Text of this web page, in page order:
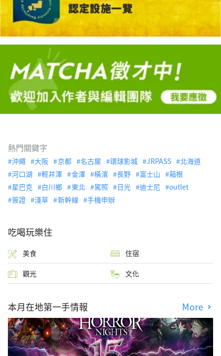
熱門關鍵字
沖繩 大阪 京都 名古屋 環球影城 JRPASS
北海道
河口湖
輕井澤 金澤 橫濱 長野 富士山
箱根
星巴克
白川鄉 東北 駕照 日光 迪士尼
outlet
簽證
淺草 新幹線 手機申辦
吃喝玩樂住
美食 住宿
觀光 文化
本月在地第一手情報 More